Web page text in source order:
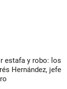
estafa y robo: los
Hernández, jefe